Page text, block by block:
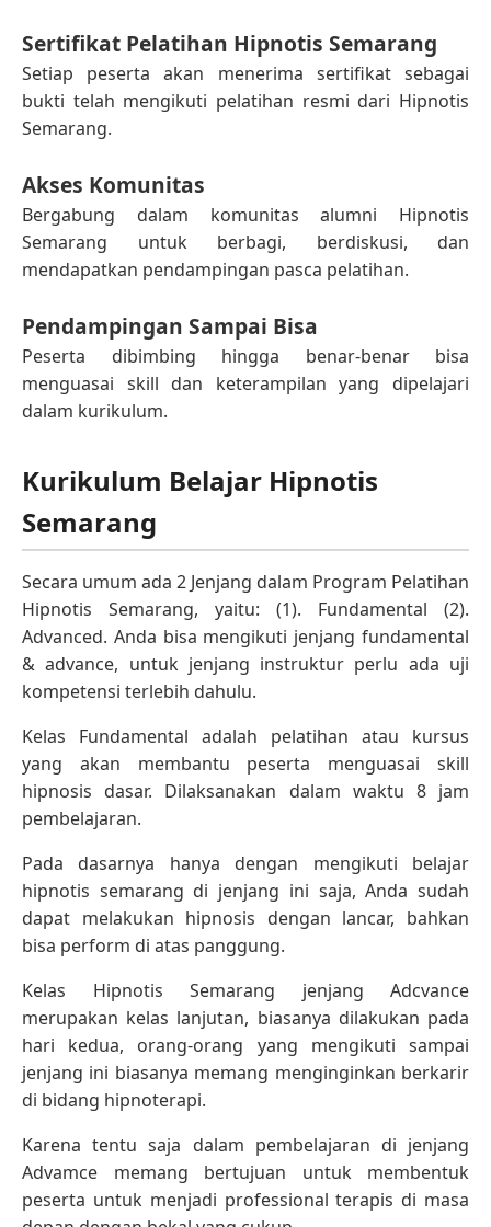
Sertifikat Pelatihan Hipnotis Semarang
Setiap peserta akan menerima sertifikat sebagai
bukti telah mengikuti pelatihan resmi dari Hipnotis
Semarang.
Akses Komunitas
Bergabung dalam komunitas alumni Hipnotis
Semarang untuk berbagi, berdiskusi, dan
mendapatkan pendampingan pasca pelatihan.
Pendampingan Sampai Bisa
Peserta dibimbing hingga benar-benar bisa
menguasai skill dan keterampilan yang dipelajari
dalam kurikulum.
Kurikulum Belajar Hipnotis
Semarang
Secara umum ada 2 Jenjang dalam Program Pelatihan
Hipnotis Semarang, yaitu: (1). Fundamental (2).
Advanced. Anda bisa mengikuti jenjang fundamental
& advance, untuk jenjang instruktur perlu ada uji
kompetensi terlebih dahulu.
Kelas Fundamental adalah pelatihan atau kursus
yang akan membantu peserta menguasai skill
hipnosis dasar. Dilaksanakan dalam waktu 8 jam
pembelajaran.
Pada dasarnya hanya dengan mengikuti belajar
hipnotis semarang di jenjang ini saja, Anda sudah
dapat melakukan hipnosis dengan lancar, bahkan
bisa perform di atas panggung.
Kelas Hipnotis Semarang jenjang Adcvance
merupakan kelas lanjutan, biasanya dilakukan pada
hari kedua, orang-orang yang mengikuti sampai
jenjang ini biasanya memang menginginkan berkarir
di bidang hipnoterapi.
Karena tentu saja dalam pembelajaran di jenjang
Advamce memang bertujuan untuk membentuk
peserta untuk menjadi professional terapis di masa